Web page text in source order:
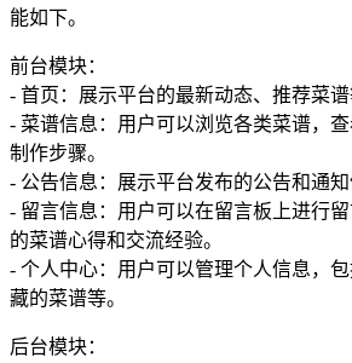
能如下。
前台模块：
- 首页：展示平台的最新动态、推荐菜谱
- 菜谱信息：用户可以浏览各类菜谱，
制作步骤。
- 公告信息：展示平台发布的公告和通知
- 留言信息：用户可以在留言板上进行
的菜谱心得和交流经验。
- 个人中心：用户可以管理个人信息，
藏的菜谱等。
后台模块：